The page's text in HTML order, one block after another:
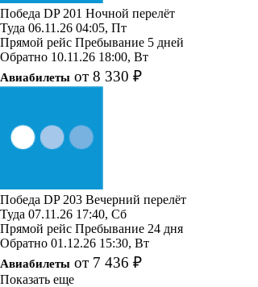
Победа DP 201 Ночной перелёт
Туда 06.11.26 04:05, Пт
Прямой рейс Пребывание 5 дней
Обратно 10.11.26 18:00, Вт
Авиабилеты от 8 330 ₽
Победа DP 203 Вечерний перелёт
Туда 07.11.26 17:40, Сб
Прямой рейс Пребывание 24 дня
Обратно 01.12.26 15:30, Вт
Авиабилеты от 7 436 ₽
Показать еще